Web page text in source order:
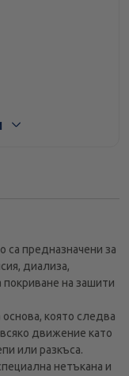
са предназначени за
диализа,
на зашити
която следва
движение като
или разкъса.
нетъкана и